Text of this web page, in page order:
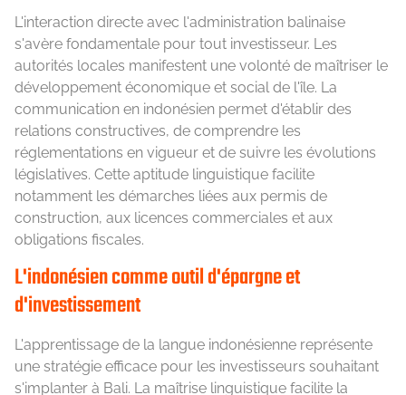
L'interaction directe avec l'administration balinaise
s'avère fondamentale pour tout investisseur. Les
autorités locales manifestent une volonté de maîtriser le
développement économique et social de l'île. La
communication en indonésien permet d'établir des
relations constructives, de comprendre les
réglementations en vigueur et de suivre les évolutions
législatives. Cette aptitude linguistique facilite
notamment les démarches liées aux permis de
construction, aux licences commerciales et aux
obligations fiscales.
L'indonésien comme outil d'épargne et
d'investissement
L'apprentissage de la langue indonésienne représente
une stratégie efficace pour les investisseurs souhaitant
s'implanter à Bali. La maîtrise linguistique facilite la